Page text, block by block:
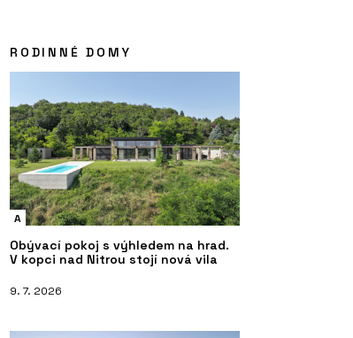
RODINNÉ DOMY
A
Obývací pokoj s výhledem na hrad.
V kopci nad Nitrou stojí nová vila
9. 7. 2026